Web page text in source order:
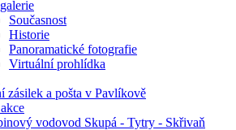
Současnost
Historie
Panoramatické fotografie
Virtuální prohlídka
zásilek a pošta v Pavlíkově
vodovod Skupá - Tytry - Skřivaň